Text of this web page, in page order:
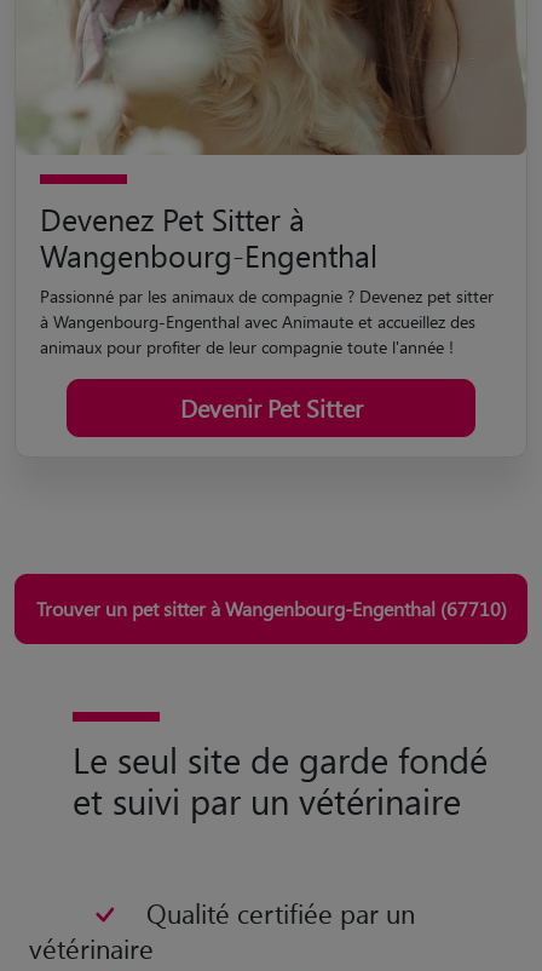
Devenez Pet Sitter à
Wangenbourg-Engenthal
Passionné par les animaux de compagnie ? Devenez pet sitter
à Wangenbourg-Engenthal avec Animaute et accueillez des
animaux pour profiter de leur compagnie toute l'année !
Devenir Pet Sitter
Trouver un pet sitter à Wangenbourg-Engenthal (67710)
Le seul site de garde fondé
et suivi par un vétérinaire
Qualité certifiée par un
vétérinaire